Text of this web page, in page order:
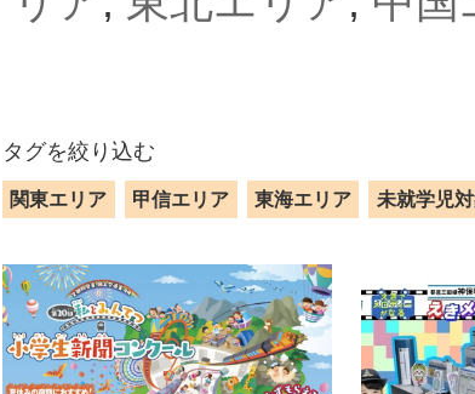
タグを絞り込む
関東エリア 甲信エリア 東海エリア 未就学児